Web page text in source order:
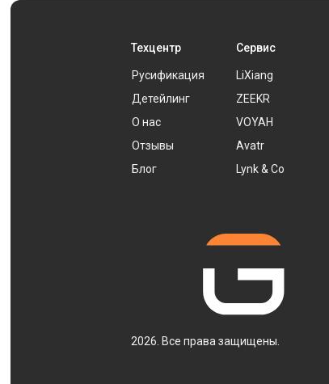
VOYAH
Avatr
ZEEKR
Русификация
Детейлинг
LiXiang
Сервис
Lynk & Co
Блог
Отзывы
О нас
Техцентр
2026. Все права защищены.